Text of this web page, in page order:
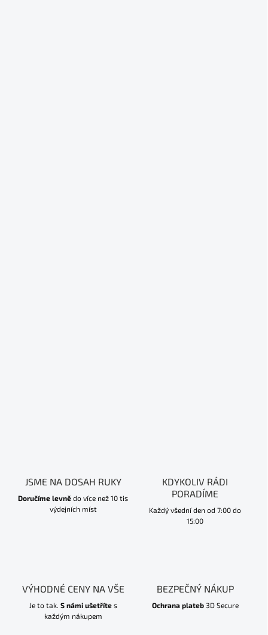
JSME NA DOSAH RUKY
Doručíme levně do více než 10 tis
výdejních míst
KDYKOLIV RÁDI
PORADÍME
Každý všední den od 7:00 do
15:00
VÝHODNÉ CENY NA VŠE
Je to tak. S námi ušetřítes
každým nákupem
BEZPEČNÝ NÁKUP
Ochrana plateb3D Secure